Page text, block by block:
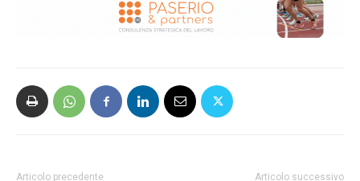
Articolo precedente Articolo successivo